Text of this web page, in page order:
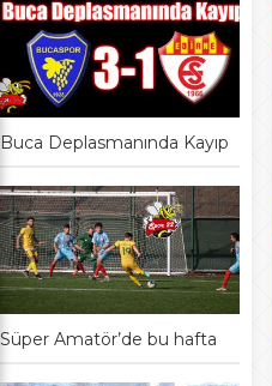
Buca Deplasmanında Kayıp
Süper Amatör’de bu hafta